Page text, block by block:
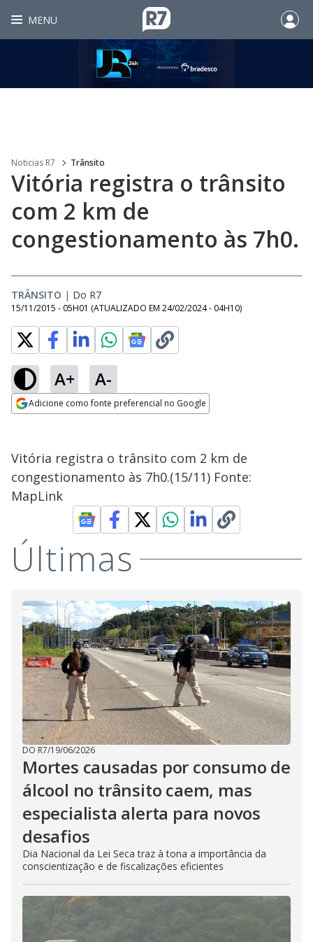
MENU
Noticias R7 Trânsito
Vitória registra o trânsito
com 2 km de
congestionamento às 7h0.
TRÂNSITO | Do R7
15/11/2015 - 05H01 (ATUALIZADO EM 24/02/2024 - 04H10)
A+ A-
Adicione como fonte preferencial no Google
Vitória registra o trânsito com 2 km de
congestionamento às 7h0.(15/11) Fonte:
MapLink
Últimas
DO R7/19/06/2026
Mortes causadas por consumo de
álcool no trânsito caem, mas
especialista alerta para novos
desafios
Dia Nacional da Lei Seca traz à tona a importância da
conscientização e de fiscalizações eficientes